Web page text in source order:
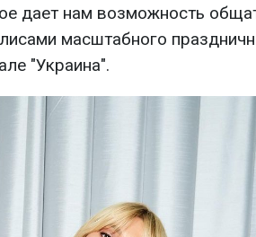
дает нам возможность
масштабного
"Украина".